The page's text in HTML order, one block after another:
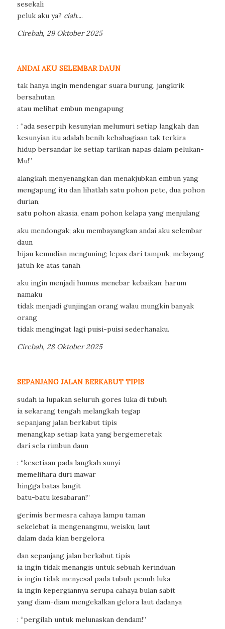
sesekali
peluk aku ya? ciah....
Cirebah, 29 Oktober 2025
ANDAI AKU SELEMBAR DAUN
tak hanya ingin mendengar suara burung, jangkrik
bersahutan
atau melihat embun mengapung
: “ada seserpih kesunyian melumuri setiap langkah dan
kesunyian itu adalah benih kebahagiaan tak terkira
hidup bersandar ke setiap tarikan napas dalam pelukan-
Mu!”
alangkah menyenangkan dan menakjubkan embun yang
mengapung itu dan lihatlah satu pohon pete, dua pohon
durian,
satu pohon akasia, enam pohon kelapa yang menjulang
aku mendongak; aku membayangkan andai aku selembar
daun
hijau kemudian menguning; lepas dari tampuk, melayang
jatuh ke atas tanah
aku ingin menjadi humus menebar kebaikan; harum
namaku
tidak menjadi gunjingan orang walau mungkin banyak
orang
tidak mengingat lagi puisi-puisi sederhanaku.
Cirebah, 28 Oktober 2025
SEPANJANG JALAN BERKABUT TIPIS
sudah ia lupakan seluruh gores luka di tubuh
ia sekarang tengah melangkah tegap
sepanjang jalan berkabut tipis
menangkap setiap kata yang bergemeretak
dari sela rimbun daun
: “kesetiaan pada langkah sunyi
memelihara duri mawar
hingga batas langit
batu-batu kesabaran!”
gerimis bermesra cahaya lampu taman
sekelebat ia mengenangmu, weisku, laut
dalam dada kian bergelora
dan sepanjang jalan berkabut tipis
ia ingin tidak menangis untuk sebuah kerinduan
ia ingin tidak menyesal pada tubuh penuh luka
ia ingin kepergiannya serupa cahaya bulan sabit
yang diam-diam mengekalkan gelora laut dadanya
: “pergilah untuk melunaskan dendam!”